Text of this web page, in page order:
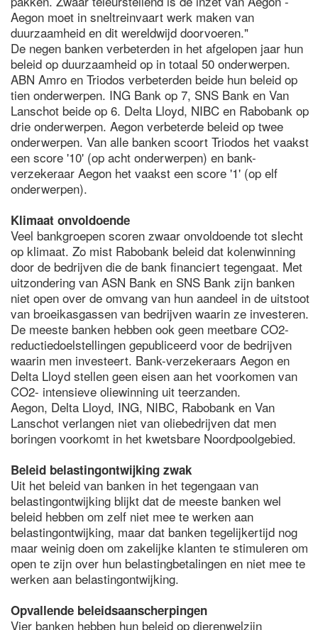
Aegon moet in sneltreinvaart werk maken van
duurzaamheid en dit wereldwijd doorvoeren."
De negen banken verbeterden in het afgelopen jaar hun
beleid op duurzaamheid op in totaal 50 onderwerpen.
ABN Amro en Triodos verbeterden beide hun beleid op
tien onderwerpen. ING Bank op 7, SNS Bank en Van
Lanschot beide op 6. Delta Lloyd, NIBC en Rabobank op
drie onderwerpen. Aegon verbeterde beleid op twee
onderwerpen. Van alle banken scoort Triodos het vaakst
een score '10' (op acht onderwerpen) en bank-
verzekeraar Aegon het vaakst een score '1' (op elf
onderwerpen).
Klimaat onvoldoende
Veel bankgroepen scoren zwaar onvoldoende tot slecht
op klimaat. Zo mist Rabobank beleid dat kolenwinning
door de bedrijven die de bank financiert tegengaat. Met
uitzondering van ASN Bank en SNS Bank zijn banken
niet open over de omvang van hun aandeel in de uitstoot
van broeikasgassen van bedrijven waarin ze investeren.
De meeste banken hebben ook geen meetbare CO2-
reductiedoelstellingen gepubliceerd voor de bedrijven
waarin men investeert. Bank-verzekeraars Aegon en
Delta Lloyd stellen geen eisen aan het voorkomen van
CO2- intensieve oliewinning uit teerzanden.
Aegon, Delta Lloyd, ING, NIBC, Rabobank en Van
Lanschot verlangen niet van oliebedrijven dat men
boringen voorkomt in het kwetsbare Noordpoolgebied.
Beleid belastingontwijking zwak
Uit het beleid van banken in het tegengaan van
belastingontwijking blijkt dat de meeste banken wel
beleid hebben om zelf niet mee te werken aan
belastingontwijking, maar dat banken tegelijkertijd nog
maar weinig doen om zakelijke klanten te stimuleren om
open te zijn over hun belastingbetalingen en niet mee te
werken aan belastingontwijking.
Opvallende beleidsaanscherpingen
Vier banken hebben hun beleid op dierenwelzijn